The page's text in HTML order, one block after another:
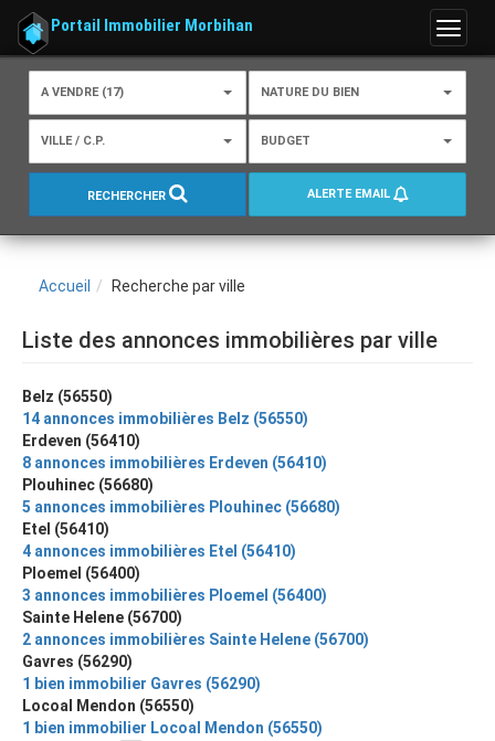
Menu
Portail Immobilier Morbihan
A VENDRE (17) NATURE DU BIEN
VILLE / C.P. BUDGET
RECHERCHER ALERTE EMAIL
Accueil Recherche par ville
Liste des annonces immobilières par ville
Belz (56550)
14 annonces immobilières Belz (56550)
Erdeven (56410)
8 annonces immobilières Erdeven (56410)
Plouhinec (56680)
5 annonces immobilières Plouhinec (56680)
Etel (56410)
4 annonces immobilières Etel (56410)
Ploemel (56400)
3 annonces immobilières Ploemel (56400)
Sainte Helene (56700)
2 annonces immobilières Sainte Helene (56700)
Gavres (56290)
1 bien immobilier Gavres (56290)
Locoal Mendon (56550)
1 bien immobilier Locoal Mendon (56550)